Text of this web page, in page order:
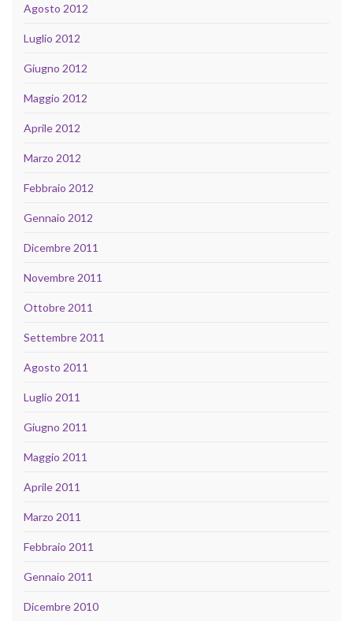
Agosto 2012
Luglio 2012
Giugno 2012
Maggio 2012
Aprile 2012
Marzo 2012
Febbraio 2012
Gennaio 2012
Dicembre 2011
Novembre 2011
Ottobre 2011
Settembre 2011
Agosto 2011
Luglio 2011
Giugno 2011
Maggio 2011
Aprile 2011
Marzo 2011
Febbraio 2011
Gennaio 2011
Dicembre 2010